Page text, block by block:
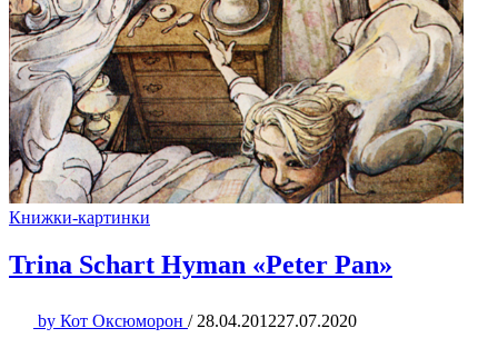
Книжки-картинки
Trina Schart Hyman «Peter Pan»
by Кот Оксюморон / 28.04.201227.07.2020